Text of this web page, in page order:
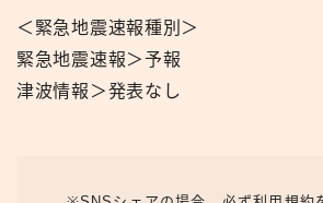
＜緊急地震速報種別＞
緊急地震速報＞予報
津波情報＞発表なし